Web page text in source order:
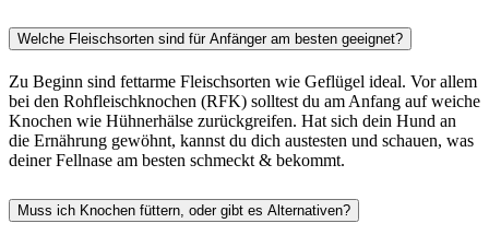
Welche Fleischsorten sind für Anfänger am besten geeignet?
Zu Beginn sind fettarme Fleischsorten wie Geflügel ideal. Vor allem
bei den Rohfleischknochen (RFK) solltest du am Anfang auf weiche
Knochen wie Hühnerhälse zurückgreifen. Hat sich dein Hund an
die Ernährung gewöhnt, kannst du dich austesten und schauen, was
deiner Fellnase am besten schmeckt & bekommt.
Muss ich Knochen füttern, oder gibt es Alternativen?